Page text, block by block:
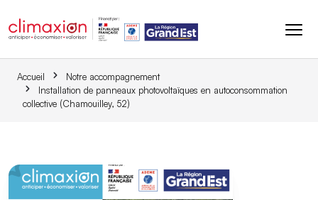
Accueil
Notre accompagnement
Installation de panneaux photovoltaïques en autoconsommation
collective (Chamouilley, 52)